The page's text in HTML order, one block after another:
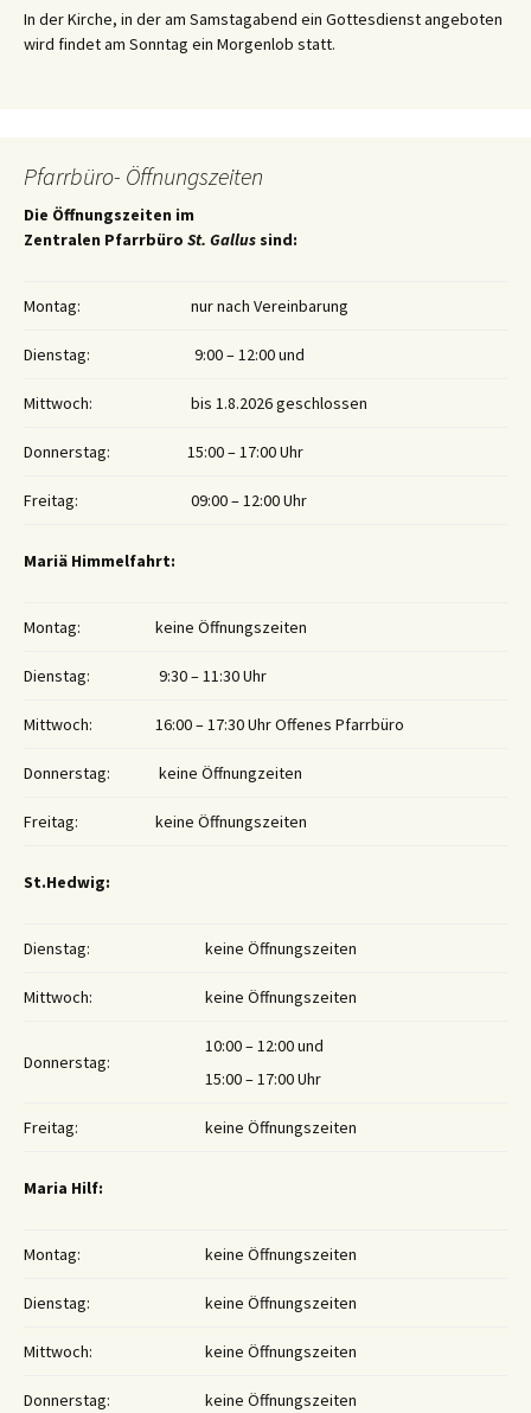
In der Kirche, in der am Samstagabend ein Gottesdienst angeboten
wird findet am Sonntag ein Morgenlob statt.
Pfarrbüro- Öffnungszeiten
Die Öffnungszeiten im
Zentralen Pfarrbüro St. Gallus sind:
Montag: nur nach Vereinbarung
Dienstag: 9:00 – 12:00 und
Mittwoch: bis 1.8.2026 geschlossen
Donnerstag: 15:00 – 17:00 Uhr
Freitag: 09:00 – 12:00 Uhr
Mariä Himmelfahrt:
Montag: keine Öffnungszeiten
Dienstag: 9:30 – 11:30 Uhr
Mittwoch: 16:00 – 17:30 Uhr Offenes Pfarrbüro
Donnerstag: keine Öffnungzeiten
Freitag: keine Öffnungszeiten
St.Hedwig:
Dienstag: keine Öffnungszeiten
Mittwoch: keine Öffnungszeiten
Donnerstag:
10:00 – 12:00 und
15:00 – 17:00 Uhr
Freitag: keine Öffnungszeiten
Maria Hilf:
Montag: keine Öffnungszeiten
Dienstag: keine Öffnungszeiten
Mittwoch: keine Öffnungszeiten
Donnerstag: keine Öffnungszeiten